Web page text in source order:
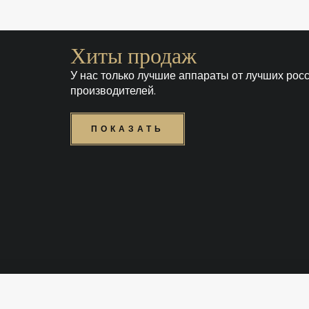
Хиты продаж
У нас только лучшие аппараты от лучших
производителей.
ПОКАЗАТЬ